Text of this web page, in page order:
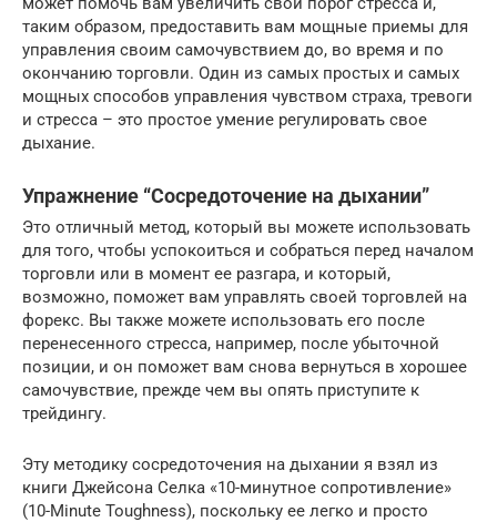
таким образом, предоставить вам мощные приемы для
управления своим самочувствием до, во время и по
окончанию торговли. Один из самых простых и самых
мощных способов управления чувством страха, тревоги
и стресса – это простое умение регулировать свое
дыхание.
Упражнение “Сосредоточение на дыхании”
Это отличный метод, который вы можете использовать
для того, чтобы успокоиться и собраться перед началом
торговли или в момент ее разгара, и который,
возможно, поможет вам управлять своей торговлей на
форекс. Вы также можете использовать его после
перенесенного стресса, например, после убыточной
позиции, и он поможет вам снова вернуться в хорошее
самочувствие, прежде чем вы опять приступите к
трейдингу.
Эту методику сосредоточения на дыхании я взял из
книги Джейсона Селка «10-минутное сопротивление»
(10-Minute Toughness), поскольку ее легко и просто